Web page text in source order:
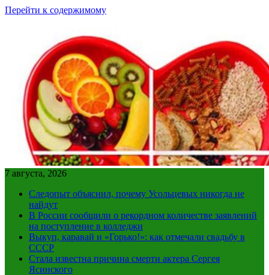
Перейти к содержимому
7 августа, 2026
Следопыт объяснил, почему Усольцевых никогда не
найдут
В России сообщили о рекордном количестве заявлений
на поступление в колледжи
Выкуп, каравай и «Горько!»: как отмечали свадьбу в
СССР
Стала известна причина смерти актера Сергея
Ясинского